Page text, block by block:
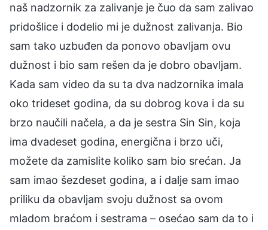
naš nadzornik za zalivanje je čuo da sam zalivao
pridošlice i dodelio mi je dužnost zalivanja. Bio
sam tako uzbuđen da ponovo obavljam ovu
dužnost i bio sam rešen da je dobro obavljam.
Kada sam video da su ta dva nadzornika imala
oko trideset godina, da su dobrog kova i da su
brzo naučili načela, a da je sestra Sin Sin, koja
ima dvadeset godina, energična i brzo uči,
možete da zamislite koliko sam bio srećan. Ja
sam imao šezdeset godina, a i dalje sam imao
priliku da obavljam svoju dužnost sa ovom
mladom braćom i sestrama – osećao sam da to i